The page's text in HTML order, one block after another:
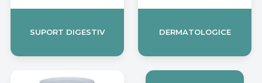
SUPORT DIGESTIV DERMATOLOGICE